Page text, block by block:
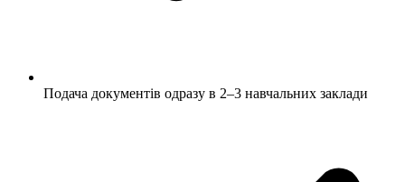
Подача документів одразу в 2–3 навчальних заклади